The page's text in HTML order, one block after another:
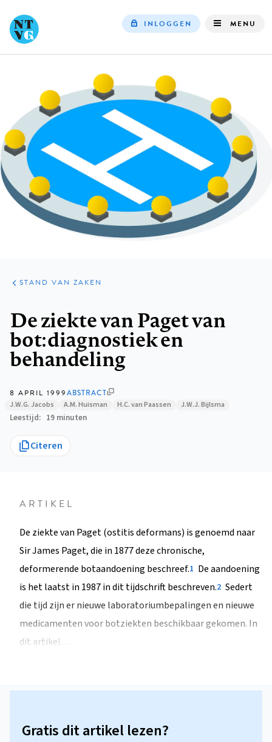
INLOGGEN MENU
ARTIKELEN
PRAKTIJK
STAND VAN ZAKEN
De ziekte van Paget van
bot: diagnostiek en
behandeling
8 APRIL 1999ABSTRACT
J.W.G. Jacobs A.M. Huisman H.C. van Paassen J.W.J. Bijlsma
Leestijd 19 minuten
Citeren
ARTIKEL
De ziekte van Paget (ostitis deformans) is genoemd naar
Sir James Paget, die in 1877 deze chronische,
deformerende botaandoening beschreef.1 De aandoening
is het laatst in 1987 in dit tijdschrift beschreven.2 Sedert
die tijd zijn er nieuwe laboratoriumbepalingen en nieuwe
medicamenten voor botziekten beschikbaar gekomen. In
dit artikel…
Gratis dit artikel lezen?